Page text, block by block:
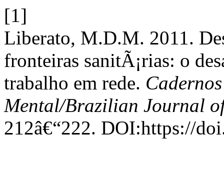
[1]
Liberato, M.D.M. 2011.
fronteiras sanitÃ¡rias: o
trabalho em rede.
Mental/Brazilian Journal
212â€“222. DOI:https://